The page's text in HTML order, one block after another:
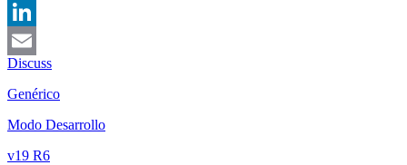
Twitter
LinkedIn
Email
Discuss
Genérico
Modo Desarrollo
v19 R6